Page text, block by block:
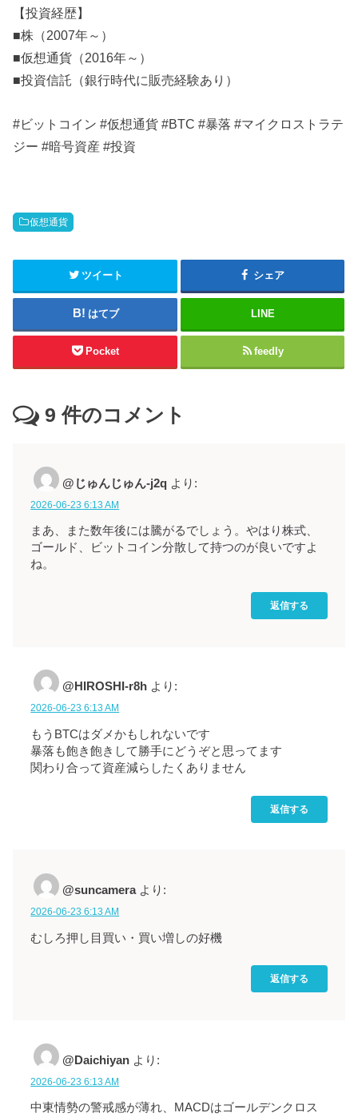
【投資経歴】
■株（2007年～）
■仮想通貨（2016年～）
■投資信託（銀行時代に販売経験あり）
#ビットコイン #仮想通貨 #BTC #暴落 #マイクロストラテ
ジー #暗号資産 #投資
仮想通貨
ツイート シェア
はてブ LINE
Pocket feedly
9 件のコメント
@じゅんじゅん-j2q より:
2026-06-23 6:13 AM
まあ、また数年後には騰がるでしょう。やはり株式、
ゴールド、ビットコイン分散して持つのが良いですよ
ね。
返信する
@HIROSHI-r8h より:
2026-06-23 6:13 AM
もうBTCはダメかもしれないです
暴落も飽き飽きして勝手にどうぞと思ってます
関わり合って資産減らしたくありません
返信する
@suncamera より:
2026-06-23 6:13 AM
むしろ押し目買い・買い増しの好機
返信する
@Daichiyan より:
2026-06-23 6:13 AM
中東情勢の警戒感が薄れ、MACDはゴールデンクロス